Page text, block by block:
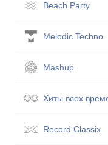
Beach Party
Melodic Techno
Mashup
Хиты всех
Record Classix